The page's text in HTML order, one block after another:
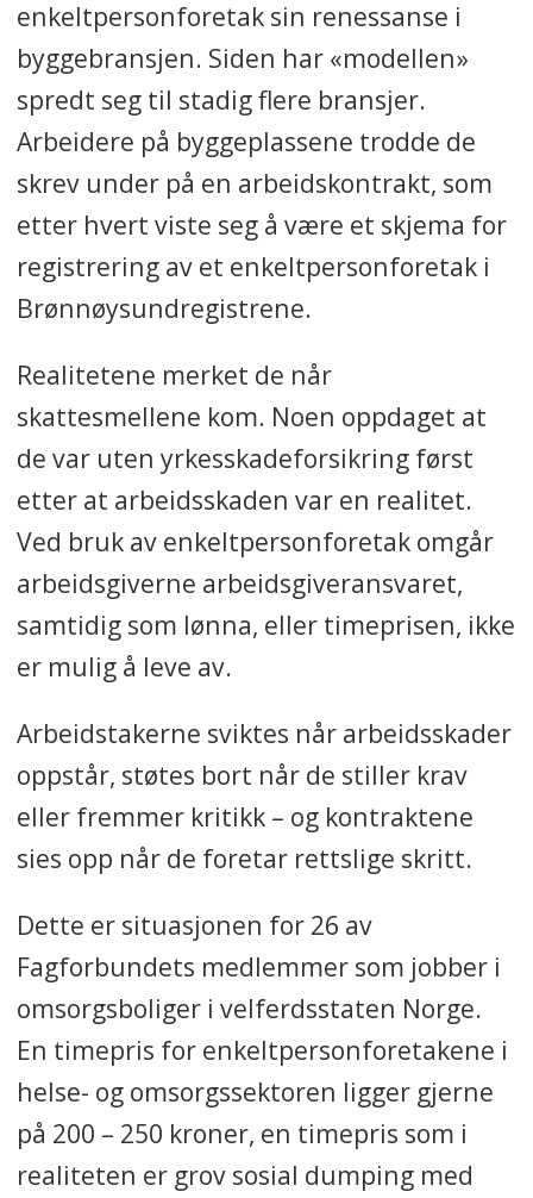
enkeltpersonforetak sin renessanse i
byggebransjen. Siden har «modellen»
spredt seg til stadig flere bransjer.
Arbeidere på byggeplassene trodde de
skrev under på en arbeidskontrakt, som
etter hvert viste seg å være et skjema for
registrering av et enkeltpersonforetak i
Brønnøysundregistrene.
Realitetene merket de når
skattesmellene kom. Noen oppdaget at
de var uten yrkesskadeforsikring først
etter at arbeidsskaden var en realitet.
Ved bruk av enkeltpersonforetak omgår
arbeidsgiverne arbeidsgiveransvaret,
samtidig som lønna, eller timeprisen, ikke
er mulig å leve av.
Arbeidstakerne sviktes når arbeidsskader
oppstår, støtes bort når de stiller krav
eller fremmer kritikk – og kontraktene
sies opp når de foretar rettslige skritt.
Dette er situasjonen for 26 av
Fagforbundets medlemmer som jobber i
omsorgsboliger i velferdsstaten Norge.
En timepris for enkeltpersonforetakene i
helse- og omsorgssektoren ligger gjerne
på 200 – 250 kroner, en timepris som i
realiteten er grov sosial dumping med